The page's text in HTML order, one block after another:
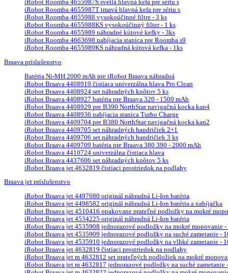
iRobot Roomba 4655987S svetlá hlavná kefa pre sériu s
iRobot Roomba 4655987T tmavá hlavná kefa pre sériu s
iRobot Roomba 4655988 vysokoúčinné filtre - 3 ks
iRobot Roomba 4655988KS vysokoúčinný filter - 1 ks
iRobot Roomba 4655989 náhradné kútové kefky - 3ks
iRobot Roomba 4663698 nabíjacia stanica pre Roomba s9
iRobot Roomba 4655989KS náhradná kútová kefka - 1ks
Braava príslušenstvo
Batéria Ni-MH 2000 mAh pre iRobot Braava náhradná
iRobot Braava 4408919 čistiaca univerzálna hlava Pro Clean
iRobot Braava 4408924 set náhradných knôtov 5 ks
iRobot Braava 4408927 batéria pre Braava 320 - 1500 mAh
iRobot Braava 4408929 pre B390 NorthStar navigačná kocka kan4
iRobot Braava 4408936 nabíjacia stanica Turbo Charge
iRobot Braava 4409704 pre B380 NorthStar navigačná kocka kan2
iRobot Braava 4409705 set náhradných handričiek 2+1
iRobot Braava 4409706 set náhradných handričiek 3 ks
iRobot Braava 4409709 batéria pre Braava 380 390 - 2000 mAh
iRobot Braava 4410724 univerzálna čistiaca hlava
iRobot Braava 4437606 set náhradných knôtov 5 ks
iRobot Braava jet 4632819 čistiaci prostriedok na podlahy
Braava jet príslušenstvo
iRobot Braava jet 4497680 originál náhradná Li-Ion batéria
iRobot Braava jet 4498582 originál náhradná Li-Ion batéria a nabíjačka
iRobot Braava jet 4510416 opakovane prateľné podložky na mokré
iRobot Braava jet 4534225 originál náhradná Li-Ion batéria
iRobot Braava jet 4535908 jednorazové podložky na mokré mopovanie
iRobot Braava jet 4535909 jednorazové podložky na suché zametanie -
iRobot Braava jet 4535910 jednorazové podložky na vlhké zametanie -
iRobot Braava jet 4632819 čistiaci prostriedok na podlahy
iRobot Braava jet m 4632812 set prateľných podložiek na mokré
iRobot Braava jet m 4632817 jednorazové podložky na suché zametanie